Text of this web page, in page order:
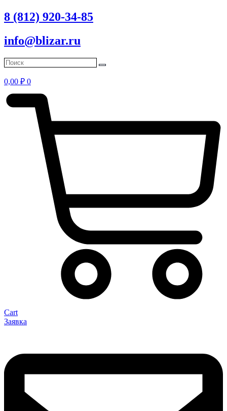
8 (812) 920-34-85
info@blizar.ru
0,00 ₽ 0
Cart
Заявка